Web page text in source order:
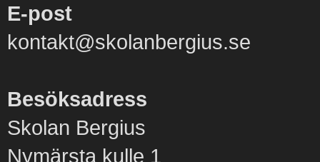
E-post
kontakt@skolanbergius.se
Besöksadress
Skolan Bergius
Nymärsta kulle 1